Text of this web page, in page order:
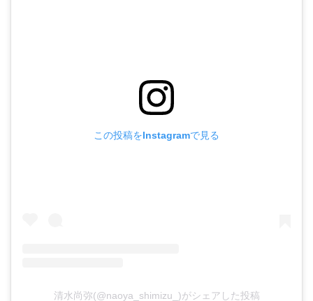
この投稿をInstagramで見る
清水尚弥(@naoya_shimizu_)がシェアした投稿